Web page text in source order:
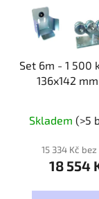
Set 6m - 1 500
136x142 mm
Skladem (>5
15 334 Kč bez
18 554